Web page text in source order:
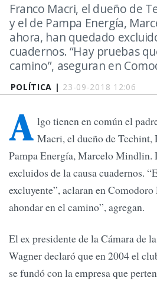
POLÍTICA | 23-09-2018 12:06
Franco Macri, el dueño de
y el de Pampa Energía,
ahora, han quedado
cuadernos. “Hay pruebas
camino”, aseguran en
A lgo tienen en común el
Macri, el dueño de Techint,
Pampa Energía, Marcelo Mindlin.
excluidos de la causa cuadernos.
excluyente”, aclaran en Comodoro
ahondar en el camino”, agregan.
El ex presidente de la Cámara de
Wagner declaró que en 2004 el
se fundó con la empresa que